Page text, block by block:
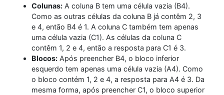
Colunas: A coluna B tem uma célula vazia (B4).
Como as outras células da coluna B já contêm 2, 3
e 4, então B4 é 1. A coluna C também tem apenas
uma célula vazia (C1). As células da coluna C
contêm 1, 2 e 4, então a resposta para C1 é 3.
Blocos: Após preencher B4, o bloco inferior
esquerdo tem apenas uma célula vazia (A4). Como
o bloco contém 1, 2 e 4, a resposta para A4 é 3. Da
mesma forma, após preencher C1, o bloco superior